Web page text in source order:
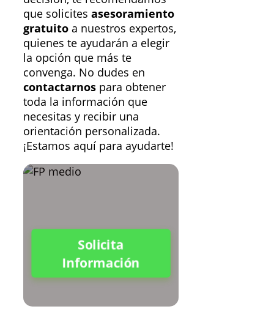
que solicites asesoramiento
gratuito a nuestros expertos,
quienes te ayudarán a elegir
la opción que más te
convenga. No dudes en
contactarnos para obtener
toda la información que
necesitas y recibir una
orientación personalizada.
¡Estamos aquí para ayudarte!
Solicita
Información